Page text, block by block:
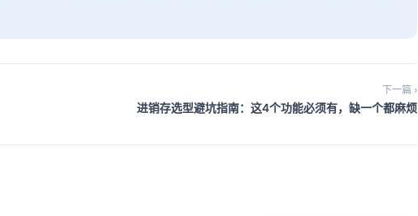
下一篇 ›
进销存选型避坑指南：这4个功能必须有，缺一个都麻烦